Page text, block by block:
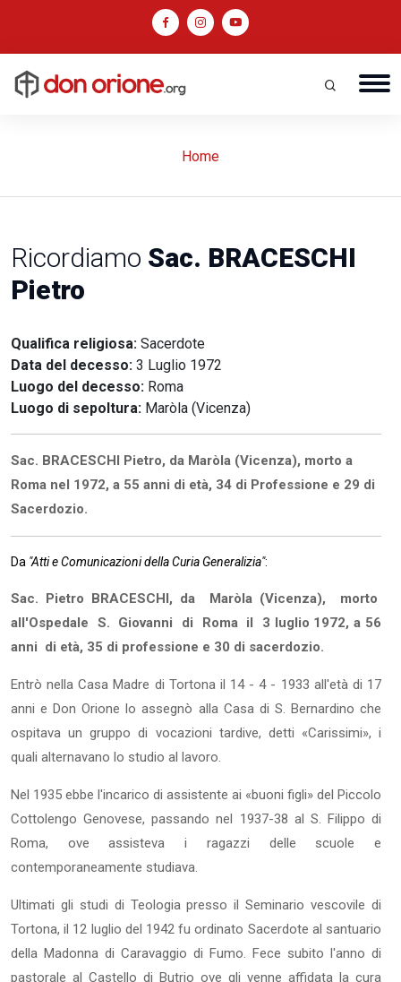
Home
Ricordiamo Sac. BRACESCHI
Pietro
Qualifica religiosa: Sacerdote
Data del decesso: 3 Luglio 1972
Luogo del decesso: Roma
Luogo di sepoltura: Maròla (Vicenza)
Sac. BRACESCHI Pietro, da Maròla (Vicenza), morto a
Roma nel 1972, a 55 anni di età, 34 di Professione e 29 di
Sacerdozio.
Da "Atti e Comunicazioni della Curia Generalizia":
Sac. Pietro BRACESCHI, da Maròla (Vicenza), morto
all'Ospedale S. Giovanni di Roma il 3 luglio 1972, a 56
anni di età, 35 di professione e 30 di sacerdozio.
Entrò nella Casa Madre di Tortona il 14 - 4 - 1933 all'età di 17
anni e Don Orione lo assegnò alla Casa di S. Bernardino che
ospitava un gruppo di vocazioni tardive, detti «Carissimi», i
quali alternavano lo studio al lavoro.
Nel 1935 ebbe l'incarico di assistente ai «buoni figli» del Piccolo
Cottolengo Genovese, passando nel 1937-38 al S. Filippo di
Roma, ove assisteva i ragazzi delle scuole e
contemporaneamente studiava.
Ultimati gli studi di Teologia presso il Seminario vescovile di
Tortona, il 12 luglio del 1942 fu ordinato Sacerdote al santuario
della Madonna di Caravaggio di Fumo. Fece subito l'anno di
pastorale al Castello di Butrio ove gli venne affidata la cura